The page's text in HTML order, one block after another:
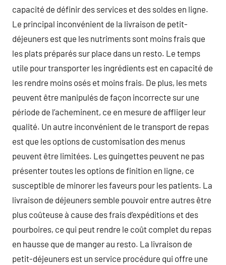
capacité de définir des services et des soldes en ligne.
Le principal inconvénient de la livraison de petit-
déjeuners est que les nutriments sont moins frais que
les plats préparés sur place dans un resto. Le temps
utile pour transporter les ingrédients est en capacité de
les rendre moins osés et moins frais. De plus, les mets
peuvent être manipulés de façon incorrecte sur une
période de l’acheminent, ce en mesure de affliger leur
qualité. Un autre inconvénient de le transport de repas
est que les options de customisation des menus
peuvent être limitées. Les guingettes peuvent ne pas
présenter toutes les options de finition en ligne, ce
susceptible de minorer les faveurs pour les patients. La
livraison de déjeuners semble pouvoir entre autres être
plus coûteuse à cause des frais d’expéditions et des
pourboires, ce qui peut rendre le coût complet du repas
en hausse que de manger au resto. La livraison de
petit-déjeuners est un service procédure qui offre une